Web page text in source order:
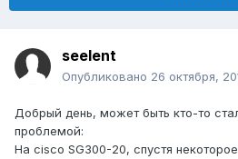
seelent
Опубликовано 26 октября,
Добрый день, может быть кто-то
проблемой:
На cisco SG300-20, спустя